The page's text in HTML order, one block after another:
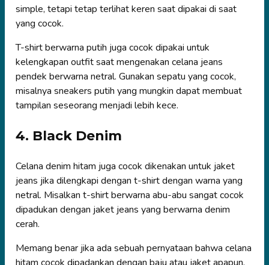
simple, tetapi tetap terlihat keren saat dipakai di saat
yang cocok.
T-shirt berwarna putih juga cocok dipakai untuk
kelengkapan outfit saat mengenakan celana jeans
pendek berwarna netral. Gunakan sepatu yang cocok,
misalnya sneakers putih yang mungkin dapat membuat
tampilan seseorang menjadi lebih kece.
4. Black Denim
Celana denim hitam juga cocok dikenakan untuk jaket
jeans jika dilengkapi dengan t-shirt dengan warna yang
netral. Misalkan t-shirt berwarna abu-abu sangat cocok
dipadukan dengan jaket jeans yang berwarna denim
cerah.
Memang benar jika ada sebuah pernyataan bahwa celana